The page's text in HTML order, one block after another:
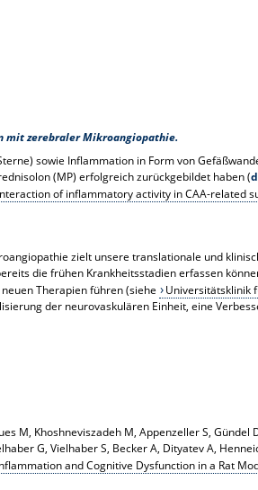
mit zerebraler Mikroangiopathie.
sowie Inflammation in Form von
(MP) erfolgreich zurückgebildet haben (d
of inflammatory activity in CAA-related
zielt unsere translationale und
die frühen Krankheitsstadien erfassen
Therapien führen (siehe
Universitätsklinik
der neurovaskulären Einheit, eine
M, Khoshneviszadeh M, Appenzeller S, Gündel
G, Vielhaber S, Becker A, Dityatev A,
and Cognitive Dysfunction in a Rat